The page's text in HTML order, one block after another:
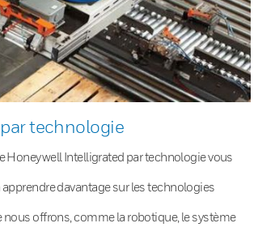
technologie
Honeywell Intelligrated par technologie vous
apprendre davantage sur les technologies
nous offrons, comme la robotique, le système